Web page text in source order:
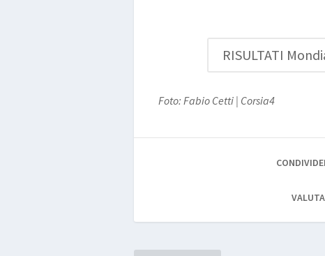
RISULTATI
Foto: Fabio Cetti | Corsia4